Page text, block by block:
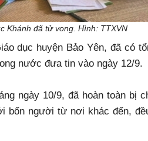
Khánh đã tử vong. Hình: TTXVN
dục huyện Bảo Yên, đã có
nước đưa tin vào ngày 12/9.
ngày 10/9, đã hoàn toàn bị
bốn người từ nơi khác đến,